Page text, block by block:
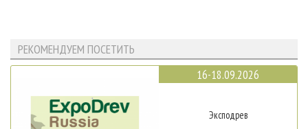
РЕКОМЕНДУЕМ ПОСЕТИТЬ
16-18.09.2026
Эксподрев